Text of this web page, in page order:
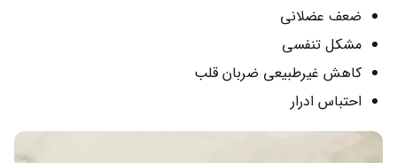
ضعف عضلانی
مشکل تنفسی
کاهش غیرطبیعی ضربان قلب
احتباس ادرار